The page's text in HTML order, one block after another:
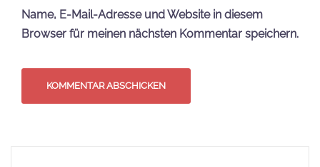
Name, E-Mail-Adresse und Website in diesem
Browser für meinen nächsten Kommentar speichern.